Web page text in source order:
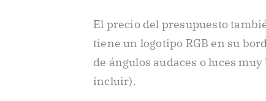
El precio del presupuesto
tiene un logotipo RGB en su
de ángulos audaces o luces
incluir).